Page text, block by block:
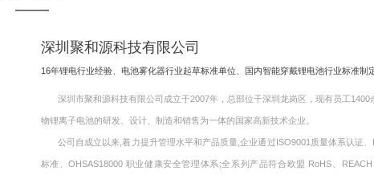
深圳聚和源科技有限公司
16年锂电行业经验、电池雾化器行业起草标准单位、国内智能穿戴锂电池行业标准制
深圳市聚和源科技有限公司成立于2007年，总部位干深圳龙岗区，现有员工1400
物锂离子电池的研发、设计、制造和销售为一体的国家高新技术企业。
公司自成立以来,着力提升管理水平和产品质量,企业通过ISO9001质量体系认证、
标准、OHSAS18000 职业健康安全管理体系;全系列产品符合欧盟 RoHS、